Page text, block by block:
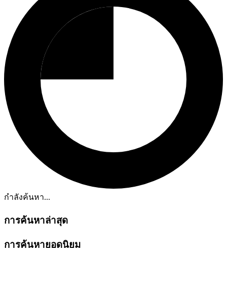
กำลังค้นหา...
การค้นหาล่าสุด
การค้นหายอดนิยม